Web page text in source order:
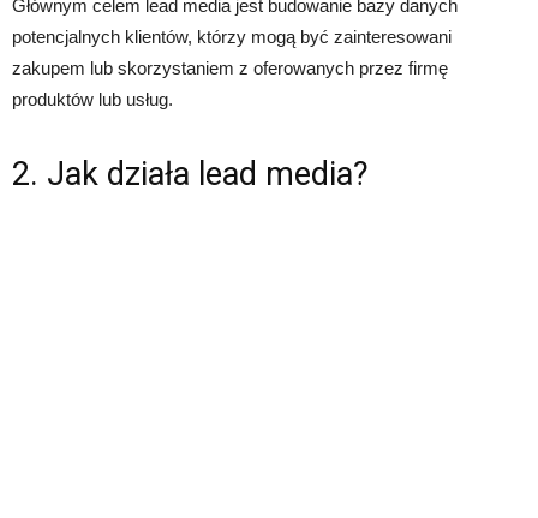
Głównym celem lead media jest budowanie bazy danych
potencjalnych klientów, którzy mogą być zainteresowani
zakupem lub skorzystaniem z oferowanych przez firmę
produktów lub usług.
2. Jak działa lead media?